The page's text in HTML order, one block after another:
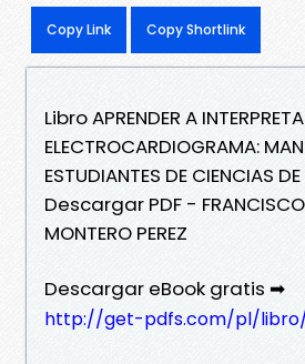
Copy Link Copy Shortlink
Libro APRENDER A
ELECTROCARDIOGRAMA:
ESTUDIANTES DE CIENCIAS
Descargar PDF - FRANCISCO
MONTERO PEREZ
Descargar eBook gratis ➡
http://get-pdfs.com/pl/libro/